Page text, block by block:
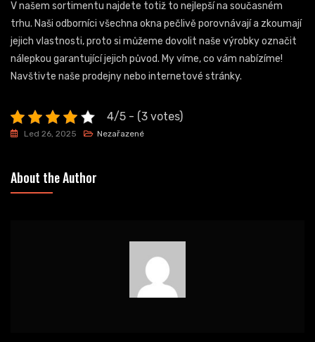
V našem sortimentu najdete totiž to nejlepší na současném
trhu. Naši odborníci všechna okna pečlivě porovnávají a zkoumají
jejich vlastnosti, proto si můžeme dovolit naše výrobky označit
nálepkou garantující jejich původ. My víme, co vám nabízíme!
Navštivte naše prodejny nebo internetové stránky.
4/5 - (3 votes)
Led 26, 2025 Nezařazené
About the Author